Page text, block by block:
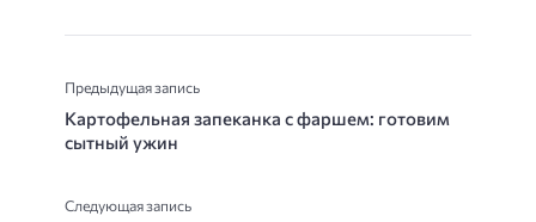
Предыдущая запись
Картофельная запеканка с фаршем: готовим
сытный ужин
Следующая запись